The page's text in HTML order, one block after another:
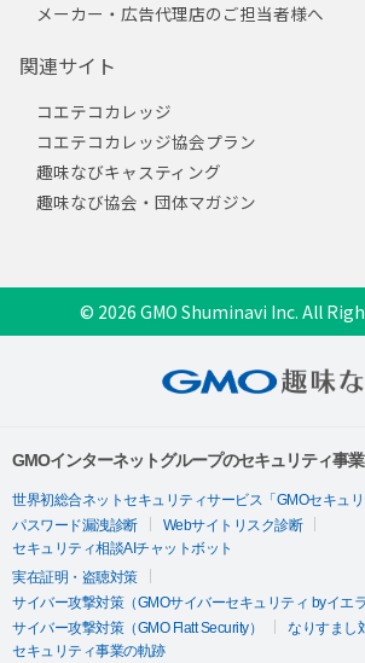
メーカー・広告代理店のご担当者様へ
関連サイト
コエテコカレッジ
コエテコカレッジ協会プラン
趣味なびキャスティング
趣味なび協会・団体マガジン
© 2026 GMO Shuminavi Inc. All